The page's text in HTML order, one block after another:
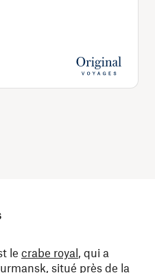
le crabe royal, qui a
situé près de la